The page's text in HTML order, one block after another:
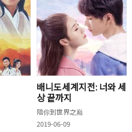
배니도세계지전: 너와 세
상 끝까지
陪你到世界之巅
2019-06-09